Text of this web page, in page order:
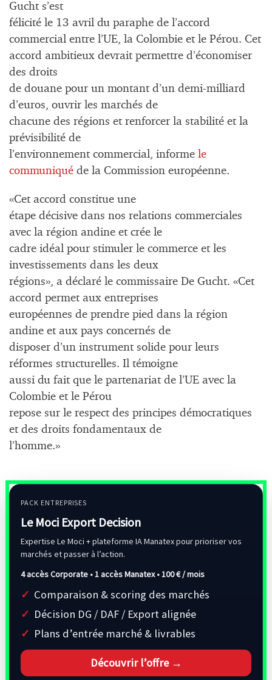
Gucht s’est
félicité le 13 avril du paraphe de l’accord
commercial entre l’UE, la Colombie et le Pérou. Cet
accord ambitieux devrait permettre d’économiser
des droits
de douane pour un montant d’un demi-milliard
d’euros, ouvrir les marchés de
chacune des régions et renforcer la stabilité et la
prévisibilité de
l’environnement commercial, informe le
communiqué de la Commission européenne.
«Cet accord constitue une
étape décisive dans nos relations commerciales
avec la région andine et crée le
cadre idéal pour stimuler le commerce et les
investissements dans les deux
régions», a déclaré le commissaire De Gucht. «Cet
accord permet aux entreprises
européennes de prendre pied dans la région
andine et aux pays concernés de
disposer d’un instrument solide pour leurs
réformes structurelles. Il témoigne
aussi du fait que le partenariat de l’UE avec la
Colombie et le Pérou
repose sur le respect des principes démocratiques
et des droits fondamentaux de
l’homme.»
PACK ENTREPRISES
Le Moci Export Decision
Expertise Le Moci + plateforme IA Manatex pour prioriser vos
marchés et passer à l’action.
4 accès Corporate • 1 accès Manatex •100 € / mois
Comparaison & scoring des marchés
Décision DG / DAF / Export alignée
Plans d’entrée marché & livrables
Découvrir l’offre →